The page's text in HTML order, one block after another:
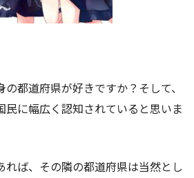
都道府県が好きですか？そして、
民に幅広く認知されていると思いま
れば、その隣の都道府県は当然とし